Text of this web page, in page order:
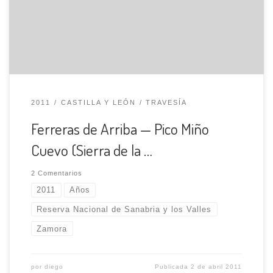
2011 CASTILLA Y LEÓN TRAVESÍA
Ferreras de Arriba — Pico Miño
Cuevo (Sierra de la …
2 Comentarios
2011 Años
Reserva Nacional de Sanabria y los Valles
Zamora
por diego Publicada2 de abril 2011